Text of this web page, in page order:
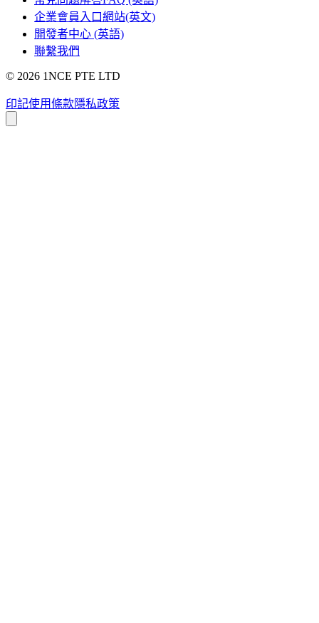
企業會員入口網站(英文)
開發者中心 (英語)
聯繫我們
© 2026 1NCE PTE LTD
印記使用條款隱私政策